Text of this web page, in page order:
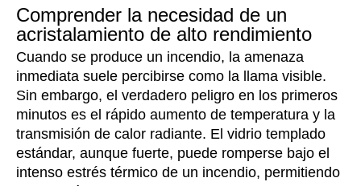
Comprender la necesidad de un
acristalamiento de alto rendimiento
Cuando se produce un incendio, la amenaza
inmediata suele percibirse como la llama visible.
Sin embargo, el verdadero peligro en los primeros
minutos es el rápido aumento de temperatura y la
transmisión de calor radiante. El vidrio templado
estándar, aunque fuerte, puede romperse bajo el
intenso estrés térmico de un incendio, permitiendo